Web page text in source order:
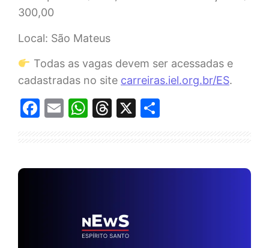
300,00
Local: São Mateus
Todas as vagas devem ser acessadas e
cadastradas no site carreiras.iel.org.br/ES.
Facebook
EmailWhatsApp
Threads
X